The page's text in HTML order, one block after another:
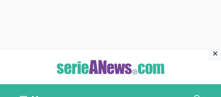
contenuto